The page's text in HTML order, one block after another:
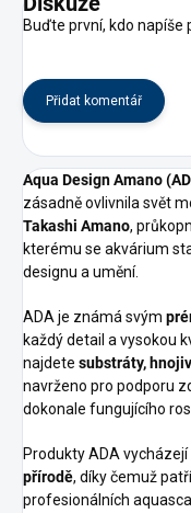
Buďte první, kdo napíše
Přidat komentář
Aqua Design Amano
zásadně ovlivnila svět
Takashi Amano,
kterému se akvárium
designu a umění.
ADA je známá svým
každý detail a vysokou
najdete substráty,
navrženo pro podporu
dokonale fungujícího
Produkty ADA vycházejí
přírodě, díky čemuž
profesionálních